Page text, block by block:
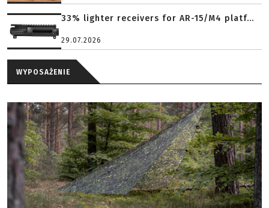
33% lighter receivers for AR-15/M4 platf...
29.07.2026
WYPOSAŻENIE